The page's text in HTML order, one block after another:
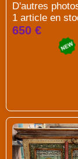
D'autres
1 article en
650 €